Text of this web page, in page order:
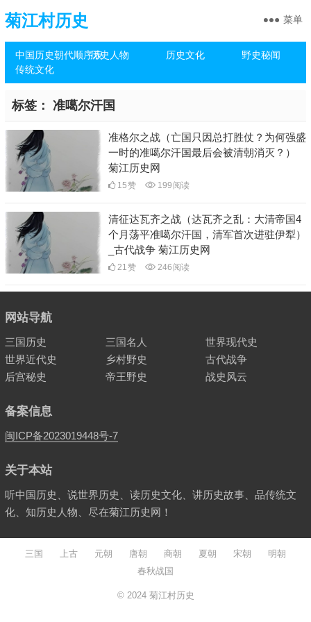
菊江村历史
中国历史朝代顺序表历史人物 历史文化
野史秘闻
传统文化
菜单
标签： 准噶尔汗国
准格尔之战（亡国只因总打胜仗？为何强盛
一时的准噶尔汗国最后会被清朝消灭？）
菊江历史网
15赞 199 阅读
清征达瓦齐之战（达瓦齐之乱：大清帝国4
个月荡平准噶尔汗国，清军首次进驻伊犁）
_古代战争 菊江历史网
21赞 246 阅读
网站导航
三国历史 三国名人
世界现代史
世界近代史
乡村野史
古代战争
后宫秘史
帝王野史 战史风云
备案信息
闽ICP备2023019448号-7
关于本站
听中国历史、说世界历史、读历史文化、讲历史故事、品传统文
化、知历史人物、尽在菊江历史网！
三国 上古 元朝 唐朝 商朝 夏朝 宋朝
明朝
春秋战国
© 2024 菊江村历史